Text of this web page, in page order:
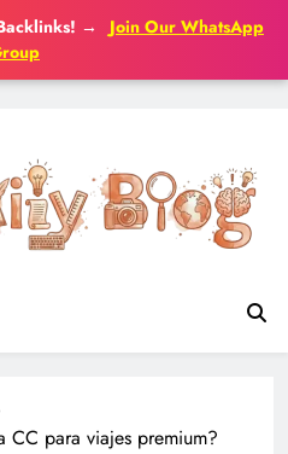
→
Join Our WhatsApp
para viajes premium?